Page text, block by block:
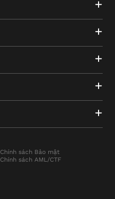
Chính sách Bảo mật
Chính sách AML/CTF